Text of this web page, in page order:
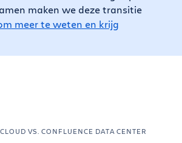
maken we deze transitie
meer te weten en krijg
VS. CONFLUENCE DATA CENTER